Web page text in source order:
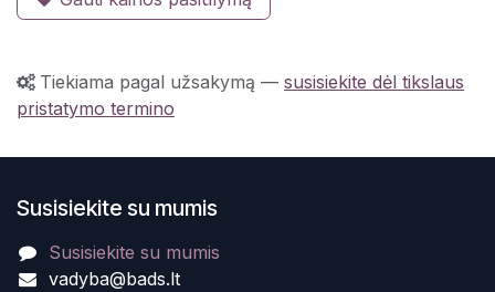
Tiekiama pagal užsakymą — susisiekite dėl tikslaus
pristatymo termino
Susisiekite su mumis
Susisiekite su mumis
vadyba@bads.lt